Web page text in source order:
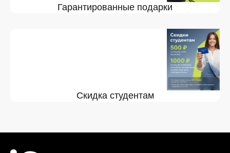
Гарантированные подарки
Скидка студентам